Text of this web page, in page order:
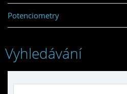
Potenciometry
Vyhledávání